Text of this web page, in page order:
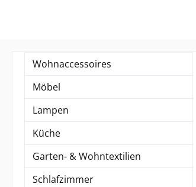
Wohnaccessoires
Möbel
Lampen
Küche
Garten- & Wohntextilien
Schlafzimmer